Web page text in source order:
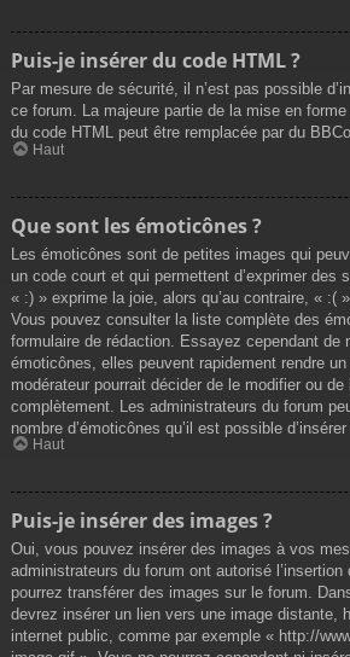
Puis-je insérer du code HTML ?
Par mesure de sécurité, il n’est pas possible
ce forum. La majeure partie de la mise en
du code HTML peut être remplacée par du
Haut
Que sont les émoticônes ?
Les émoticônes sont de petites images qui
un code court et qui permettent d’exprimer des
« :) » exprime la joie, alors qu’au contraire, « :(
Vous pouvez consulter la liste complète des
formulaire de rédaction. Essayez cependant de
émoticônes, elles peuvent rapidement rendre
modérateur pourrait décider de le modifier ou de
complètement. Les administrateurs du forum
nombre d’émoticônes qu’il est possible
Haut
Puis-je insérer des images ?
Oui, vous pouvez insérer des images à vos
administrateurs du forum ont autorisé
pourrez transférer des images sur le forum.
devrez insérer un lien vers une image distante,
internet public, comme par exemple « http://